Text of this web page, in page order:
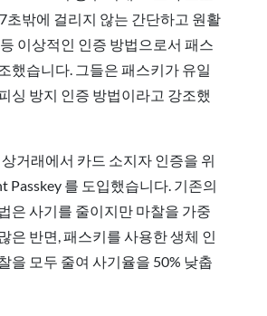
초밖에 걸리지 않는 간단하고 원활
이상적인 인증 방법으로서 패스
했습니다. 그들은 패스키가 유일
싱 방지 인증 방법이라고 강조했
거래에서 카드 소지자 인증을 위
Passkey 를 도입했습니다. 기존의
은 사기를 줄이지만 마찰을 가중
은 반면, 패스키를 사용한 생체 인
을 모두 줄여 사기율을 50% 낮춥